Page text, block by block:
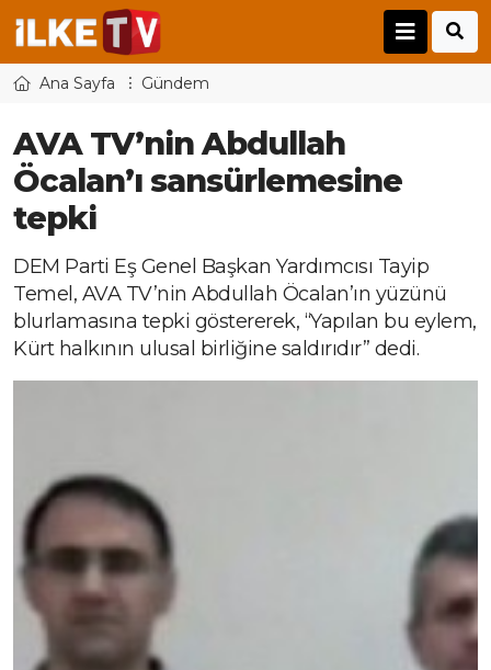
Ana Sayfa Gündem
AVA TV’nin Abdullah
Öcalan’ı sansürlemesine
tepki
DEM Parti Eş Genel Başkan Yardımcısı Tayip
Temel, AVA TV’nin Abdullah Öcalan’ın yüzünü
blurlamasına tepki göstererek, “Yapılan bu eylem,
Kürt halkının ulusal birliğine saldırıdır” dedi.